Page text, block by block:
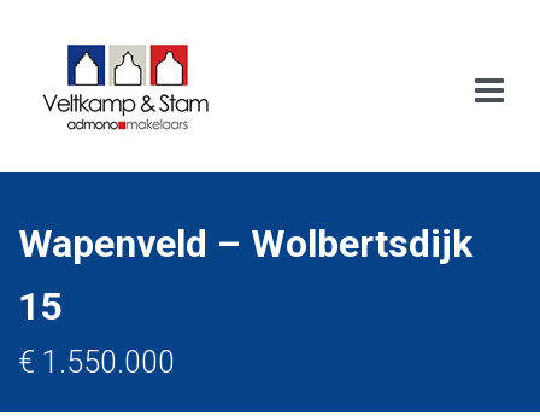
Wapenveld – Wolbertsdijk
15
€ 1.550.000